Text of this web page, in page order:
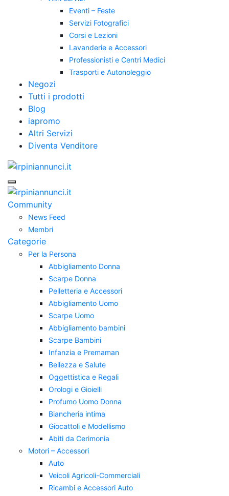
Eventi – Feste
Servizi Fotografici
Corsi e Lezioni
Lavanderie e Accessori
Professionisti e Centri Medici
Trasporti e Autonoleggio
Negozi
Tutti i prodotti
Blog
iapromo
Altri Servizi
Diventa Venditore
Community
News Feed
Membri
Categorie
Per la Persona
Abbigliamento Donna
Scarpe Donna
Pelletteria e Accessori
Abbigliamento Uomo
Scarpe Uomo
Abbigliamento bambini
Scarpe Bambini
Infanzia e Premaman
Bellezza e Salute
Oggettistica e Regali
Orologi e Gioielli
Profumo Uomo Donna
Biancheria intima
Giocattoli e Modellismo
Abiti da Cerimonia
Motori – Accessori
Auto
Veicoli Agricoli-Commerciali
Ricambi e Accessori Auto